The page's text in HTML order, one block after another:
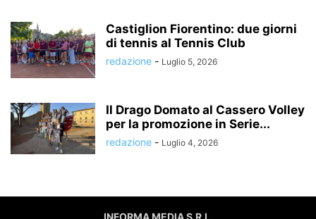
Castiglion Fiorentino: due giorni
di tennis al Tennis Club
redazione - Luglio 5, 2026
Il Drago Domato al Cassero Volley
per la promozione in Serie...
redazione - Luglio 4, 2026
INFORMA MEDIA S.R.L.